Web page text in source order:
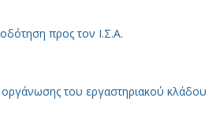
προς τον Ι.Σ.Α.
του εργαστηριακού κλάδου